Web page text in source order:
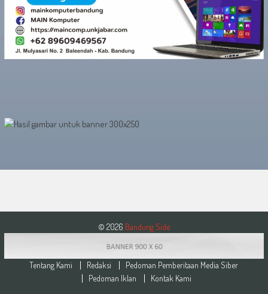
© 2026 Bandung Side
Tentang Kami Redaksi
Pedoman Pemberitaan Media Siber
Pedoman Iklan
Kontak Kami